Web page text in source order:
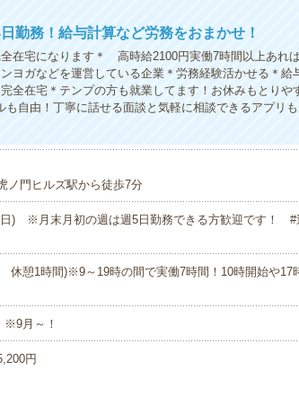
勤務！給与計算など労務をおまかせ！
全在宅になります＊ 高時給2100円実働7時間以上あれ
ヨガなどを運営している企業＊労務経験活かせる＊給
全在宅＊テンプの方も就業してます！お休みもとりや
自由！丁寧に話せる面談と気軽に相談できるアプリ
ノ門ヒルズ駅から徒歩7分
日) ※月末月初の週は週5日勤務できる方歓迎です！ #
休憩1時間)※9～19時の間で実働7時間！10時開始や17
月～！
円